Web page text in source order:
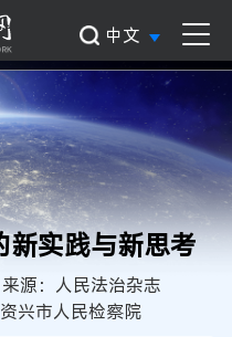
中文
新实践与新思考
来源：人民法治杂志
兴市人民检察院